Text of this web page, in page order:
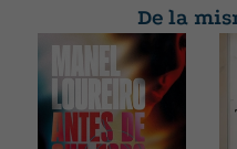
De la